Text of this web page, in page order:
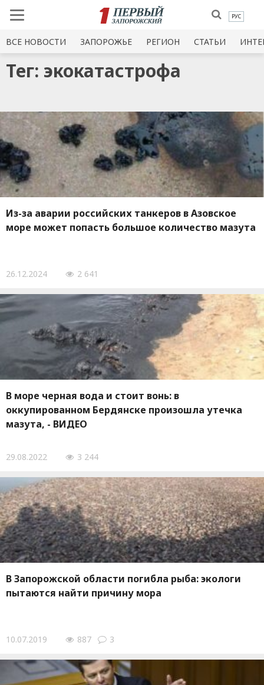
РУС
ВСЕ НОВОСТИ ЗАПОРОЖЬЕ РЕГИОН СТАТЬИ
Тег: экокатастрофа
Из-за аварии российских танкеров в Азовское
море может попасть большое количество мазута
26.12.2024 2 641
В море черная вода и стоит вонь: в
оккупированном Бердянске произошла утечка
мазута, - ВИДЕО
29.08.2022 3 244
В Запорожской области погибла рыба: экологи
пытаются найти причину мора
10.07.2019 887 3